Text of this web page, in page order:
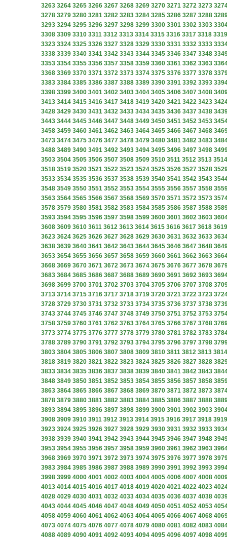
3263 3264 3265 3266 3267 3268 3269 3270 3271 3272 3273
3278 3279 3280 3281 3282 3283 3284 3285 3286 3287 3288
3293 3294 3295 3296 3297 3298 3299 3300 3301 3302 3303
3308 3309 3310 3311 3312 3313 3314 3315 3316 3317 3318 3319
3323 3324 3325 3326 3327 3328 3329 3330 3331 3332 3333
3338 3339 3340 3341 3342 3343 3344 3345 3346 3347 3348
3353 3354 3355 3356 3357 3358 3359 3360 3361 3362 3363
3368 3369 3370 3371 3372 3373 3374 3375 3376 3377 3378
3383 3384 3385 3386 3387 3388 3389 3390 3391 3392 3393
3398 3399 3400 3401 3402 3403 3404 3405 3406 3407 3408
3413 3414 3415 3416 3417 3418 3419 3420 3421 3422 3423
3428 3429 3430 3431 3432 3433 3434 3435 3436 3437 3438
3443 3444 3445 3446 3447 3448 3449 3450 3451 3452 3453
3458 3459 3460 3461 3462 3463 3464 3465 3466 3467 3468
3473 3474 3475 3476 3477 3478 3479 3480 3481 3482 3483
3488 3489 3490 3491 3492 3493 3494 3495 3496 3497 3498
3503 3504 3505 3506 3507 3508 3509 3510 3511 3512 3513 3514
3518 3519 3520 3521 3522 3523 3524 3525 3526 3527 3528
3533 3534 3535 3536 3537 3538 3539 3540 3541 3542 3543
3548 3549 3550 3551 3552 3553 3554 3555 3556 3557 3558
3563 3564 3565 3566 3567 3568 3569 3570 3571 3572 3573
3578 3579 3580 3581 3582 3583 3584 3585 3586 3587 3588
3593 3594 3595 3596 3597 3598 3599 3600 3601 3602 3603
3608 3609 3610 3611 3612 3613 3614 3615 3616 3617 3618 3619
3623 3624 3625 3626 3627 3628 3629 3630 3631 3632 3633
3638 3639 3640 3641 3642 3643 3644 3645 3646 3647 3648
3653 3654 3655 3656 3657 3658 3659 3660 3661 3662 3663
3668 3669 3670 3671 3672 3673 3674 3675 3676 3677 3678
3683 3684 3685 3686 3687 3688 3689 3690 3691 3692 3693
3698 3699 3700 3701 3702 3703 3704 3705 3706 3707 3708
3713 3714 3715 3716 3717 3718 3719 3720 3721 3722 3723
3728 3729 3730 3731 3732 3733 3734 3735 3736 3737 3738
3743 3744 3745 3746 3747 3748 3749 3750 3751 3752 3753
3758 3759 3760 3761 3762 3763 3764 3765 3766 3767 3768
3773 3774 3775 3776 3777 3778 3779 3780 3781 3782 3783
3788 3789 3790 3791 3792 3793 3794 3795 3796 3797 3798
3803 3804 3805 3806 3807 3808 3809 3810 3811 3812 3813 3814
3818 3819 3820 3821 3822 3823 3824 3825 3826 3827 3828
3833 3834 3835 3836 3837 3838 3839 3840 3841 3842 3843
3848 3849 3850 3851 3852 3853 3854 3855 3856 3857 3858
3863 3864 3865 3866 3867 3868 3869 3870 3871 3872 3873
3878 3879 3880 3881 3882 3883 3884 3885 3886 3887 3888
3893 3894 3895 3896 3897 3898 3899 3900 3901 3902 3903
3908 3909 3910 3911 3912 3913 3914 3915 3916 3917 3918 3919
3923 3924 3925 3926 3927 3928 3929 3930 3931 3932 3933
3938 3939 3940 3941 3942 3943 3944 3945 3946 3947 3948
3953 3954 3955 3956 3957 3958 3959 3960 3961 3962 3963
3968 3969 3970 3971 3972 3973 3974 3975 3976 3977 3978
3983 3984 3985 3986 3987 3988 3989 3990 3991 3992 3993
3998 3999 4000 4001 4002 4003 4004 4005 4006 4007 4008
4013 4014 4015 4016 4017 4018 4019 4020 4021 4022 4023
4028 4029 4030 4031 4032 4033 4034 4035 4036 4037 4038
4043 4044 4045 4046 4047 4048 4049 4050 4051 4052 4053
4058 4059 4060 4061 4062 4063 4064 4065 4066 4067 4068
4073 4074 4075 4076 4077 4078 4079 4080 4081 4082 4083
4088 4089 4090 4091 4092 4093 4094 4095 4096 4097 4098